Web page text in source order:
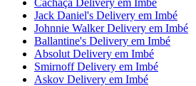
Cachaça Delivery em Imbé
Jack Daniel's Delivery em Imbé
Johnnie Walker Delivery em Imbé
Ballantine's Delivery em Imbé
Absolut Delivery em Imbé
Smirnoff Delivery em Imbé
Askov Delivery em Imbé